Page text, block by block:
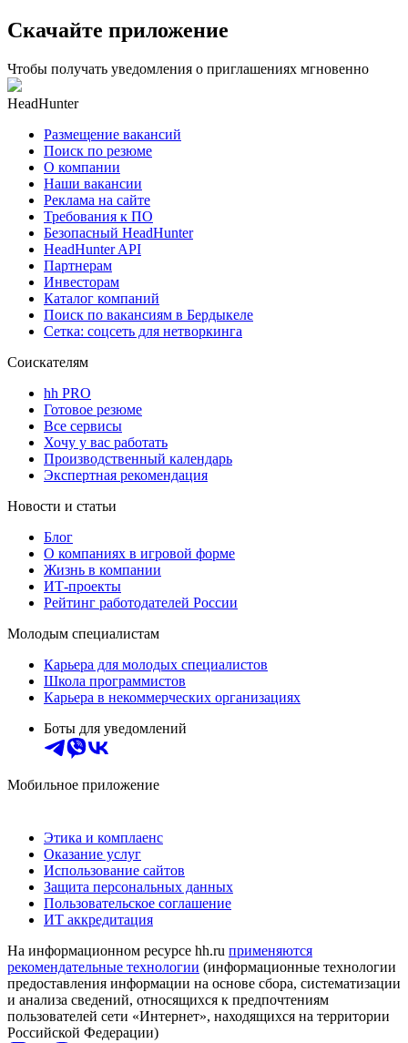
Скачайте приложение
Чтобы получать уведомления о приглашениях мгновенно
HeadHunter
Размещение вакансий
Поиск по резюме
О компании
Наши вакансии
Реклама на сайте
Требования к ПО
Безопасный HeadHunter
HeadHunter API
Партнерам
Инвесторам
Каталог компаний
Поиск по вакансиям в Бердыкеле
Сетка: соцсеть для нетворкинга
Соискателям
hh PRO
Готовое резюме
Все сервисы
Хочу у вас работать
Производственный календарь
Экспертная рекомендация
Новости и статьи
Блог
О компаниях в игровой форме
Жизнь в компании
ИТ-проекты
Рейтинг работодателей России
Молодым специалистам
Карьера для молодых специалистов
Школа программистов
Карьера в некоммерческих организациях
Боты для уведомлений
Мобильное приложение
Этика и комплаенс
Оказание услуг
Использование сайтов
Защита персональных данных
Пользовательское соглашение
ИТ аккредитация
На информационном ресурсе hh.ru применяются
рекомендательные технологии (информационные технологии
предоставления информации на основе сбора, систематизации
и анализа сведений, относящихся к предпочтениям
пользователей сети «Интернет», находящихся на территории
Российской Федерации)